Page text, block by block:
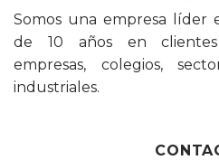
Somos una empresa líder
de 10 años en clientes
empresas, colegios,
industriales.